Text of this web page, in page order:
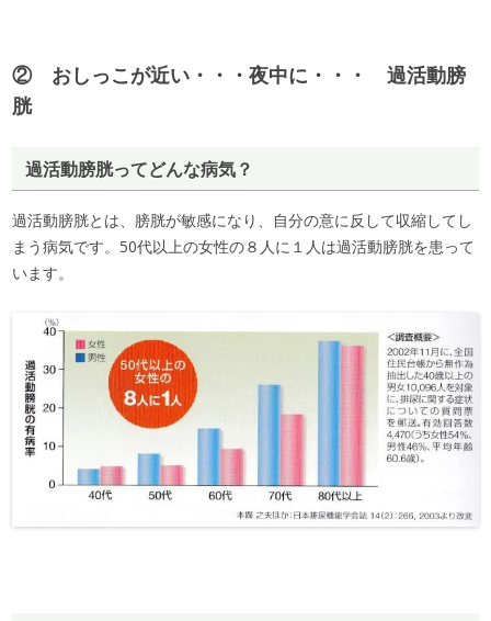
② おしっこが近い・・・夜中に・・・ 過活動膀
胱
過活動膀胱ってどんな病気？
過活動膀胱とは、膀胱が敏感になり、自分の意に反して収縮してし
まう病気です。50代以上の女性の８人に１人は過活動膀胱を患って
います。